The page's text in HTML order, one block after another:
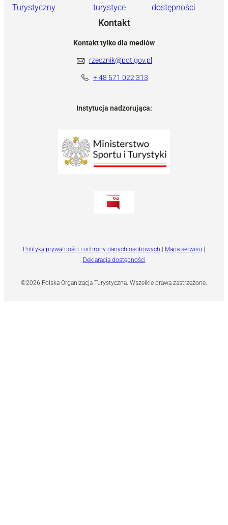
Turystyczny
turystyce
dostępności
Kontakt
Kontakt tylko dla mediów
rzecznik@pot.gov.pl
+ 48 571 022 313
Instytucja nadzorująca:
©2026 Polska Organizacja Turystyczna. Wszelkie prawa zastrzeżone.
Polityka prywatności i ochrony danych osobowych | Mapa serwisu |
Deklaracja dostępności